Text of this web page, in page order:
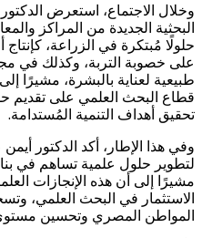
وخلال الاجتماع، استعرض الدكتور
البحثية الجديدة من المراكز
حلولًا مُبتكرة في الزراعة،
على خصوبة التربة، وكذلك في
طبيعية لعناية بالبشرة، مشيرًا
قطاع البحث العلمي على تقديم
تحقيق أهداف التنمية المُستدامة.
وفي هذا الإطار، أكد الدكتور
لتطوير حلول علمية تساهم في
مشيرًا إلى أن هذه الإنجازات
الاستثمار في البحث العلمي،
المواطن المصري وتحسين